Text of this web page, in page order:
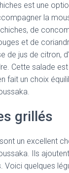
est une
la
de
et de
de jus de citron,
Cette salade
fait un choix
grillés
un excellent
Ils
Voici quelques